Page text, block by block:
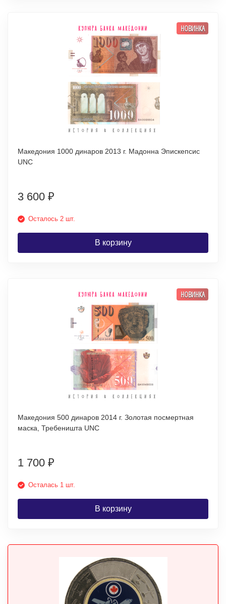
НОВИНКА
Македония 1000 динаров 2013 г. Мадонна Эпискепсис
UNC
3 600 ₽
Осталось 2 шт.
В корзину
НОВИНКА
Македония 500 динаров 2014 г. Золотая посмертная
маска, Требеништа UNC
1 700 ₽
Осталась 1 шт.
В корзину